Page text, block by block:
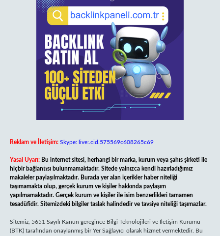
Reklam ve İletişim: Skype: live:.cid.575569c608265c69
Yasal Uyarı: Bu internet sitesi, herhangi bir marka, kurum veya şahıs şirketi ile
hiçbir bağlantısı bulunmamaktadır. Sitede yalnızca kendi hazırladığımız
makaleler paylaşılmaktadır. Burada yer alan içerikler haber niteliği
taşımamakta olup, gerçek kurum ve kişiler hakkında paylaşım
yapılmamaktadır. Gerçek kurum ve kişiler ile isim benzerlikleri tamamen
tesadüfidir. Sitemizdeki bilgiler taslak halindedir ve tavsiye niteliği taşımazlar.
Sitemiz, 5651 Sayılı Kanun gereğince Bilgi Teknolojileri ve İletişim Kurumu
(BTK) tarafından onaylanmış bir Yer Sağlayıcı olarak hizmet vermektedir. Bu